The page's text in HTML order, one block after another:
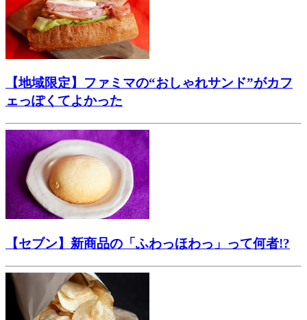
【地域限定】ファミマの“おしゃれサンド”がカフ
ェっぽくてよかった
【セブン】新商品の「ふわっほわっ」って何者!?